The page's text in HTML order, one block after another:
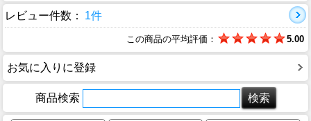
レビュー件数：
1件
この商品の平均評価： 5.00
お気に入りに登録
商品検索